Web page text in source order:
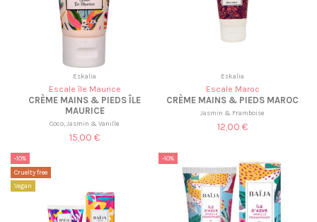
Eskalia
Escale île Maurice
CRÈME MAINS & PIEDS ÎLE
MAURICE
Coco, Jasmin & Vanille
15,00 €
Eskalia
Escale Maroc
CRÈME MAINS & PIEDS MAROC
Jasmin & Framboise
12,00 €
-10%
Cruelty free
Vegan
-10%